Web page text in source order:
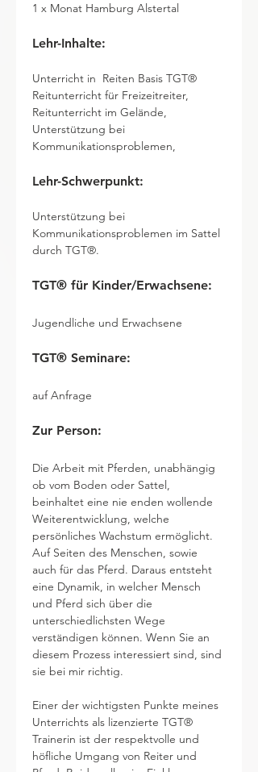
1 x Monat Hamburg Alstertal
Lehr-Inhalte:
Unterricht in  Reiten Basis TGT®
Reitunterricht für Freizeitreiter,
Reitunterricht im Gelände,
Unterstützung bei
Kommunikationsproblemen,
Lehr-Schwerpunkt:
Unterstützung bei
Kommunikationsproblemen im Sattel
durch TGT®.
TGT® für Kinder/Erwachsene:
Jugendliche und Erwachsene
TGT® Seminare:
auf Anfrage
Zur Person:
Die Arbeit mit Pferden, unabhängig
ob vom Boden oder Sattel,
beinhaltet eine nie enden wollende
Weiterentwicklung, welche
persönliches Wachstum ermöglicht.
Auf Seiten des Menschen, sowie
auch für das Pferd. Daraus entsteht
eine Dynamik, in welcher Mensch
und Pferd sich über die
unterschiedlichsten Wege
verständigen können. Wenn Sie an
diesem Prozess interessiert sind, sind
sie bei mir richtig.
Einer der wichtigsten Punkte meines
Unterrichts als lizenzierte TGT®
Trainerin ist der respektvolle und
höfliche Umgang von Reiter und